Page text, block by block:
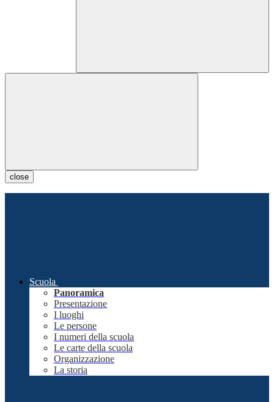
close
Scuola
Panoramica
Presentazione
I luoghi
Le persone
I numeri della scuola
Le carte della scuola
Organizzazione
La storia